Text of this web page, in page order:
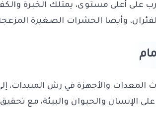
أعلى مستوى، يمتلك الخبرة
وأيضا الحشرات الصغيرة
والأجهزة في رش المبيدات،
على الإنسان والحيوان والبيئة، مع